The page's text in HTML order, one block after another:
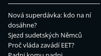
Nová superdávka: kdo na ní
dosáhne?
Sjezd sudetských Němců
Proč vláda zavádí EET?